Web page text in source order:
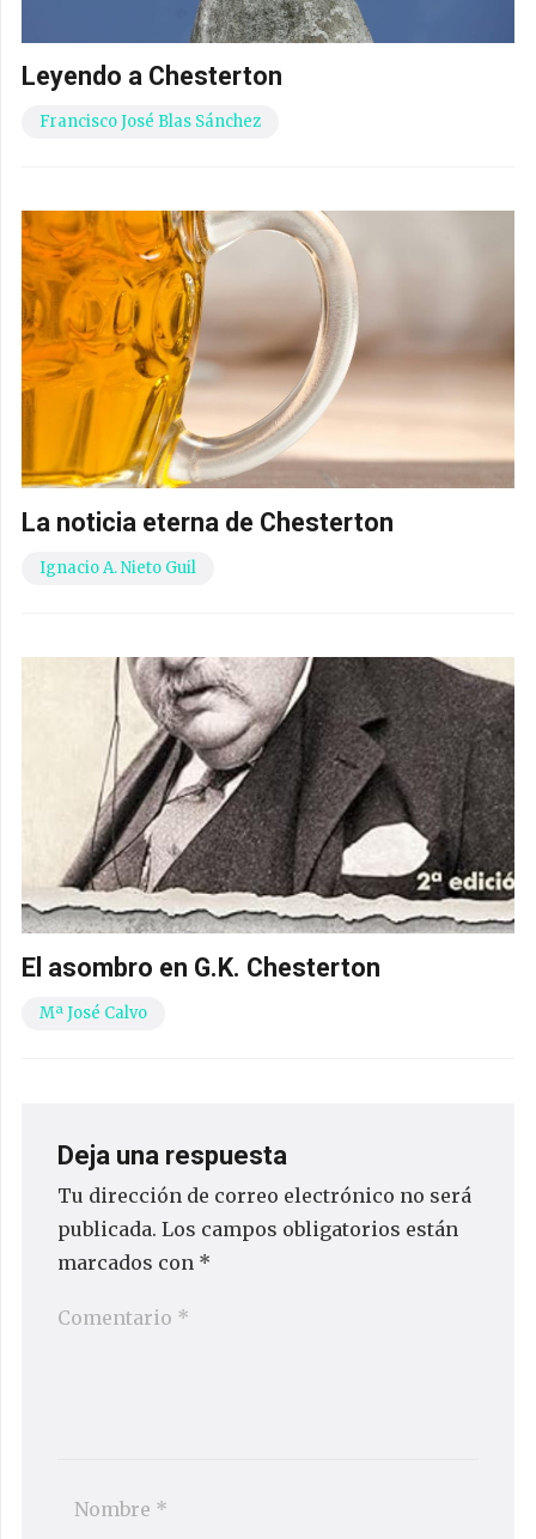
Leyendo a Chesterton
Francisco José Blas Sánchez
La noticia eterna de Chesterton
Ignacio A. Nieto Guil
El asombro en G.K. Chesterton
Mª José Calvo
Deja una respuesta
Tu dirección de correo electrónico no será
publicada. Los campos obligatorios están
marcados con *